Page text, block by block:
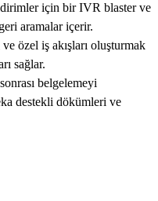
için bir IVR blaster ve
aramalar içerir.
özel iş akışları oluşturmak
sağlar.
belgelemeyi
destekli dökümleri ve